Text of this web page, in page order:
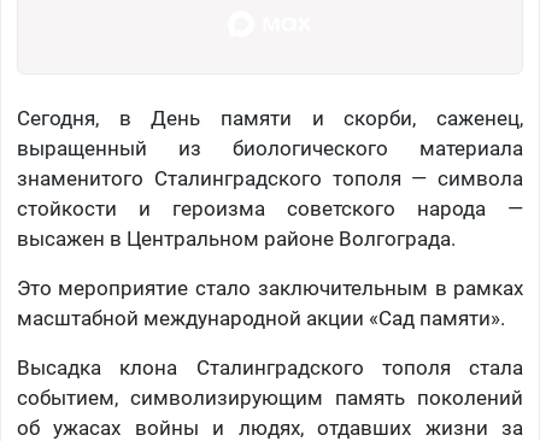
Сегодня, в День памяти и скорби, саженец,
выращенный из биологического материала
знаменитого Сталинградского тополя — символа
стойкости и героизма советского народа —
высажен в Центральном районе Волгограда.
Это мероприятие стало заключительным в рамках
масштабной международной акции «Сад памяти».
Высадка клона Сталинградского тополя стала
событием, символизирующим память поколений
об ужасах войны и людях, отдавших жизни за